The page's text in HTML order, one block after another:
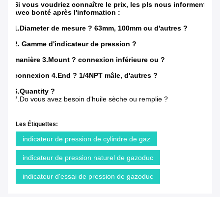
Si vous voudriez connaître le prix, les pls nous informent
avec bonté après l'information :
1.Diameter de mesure ? 63mm, 100mm ou d'autres ?
2. Gamme d'indicateur de pression ?
manière 3.Mount ? connexion inférieure ou ?
connexion 4.End ? 1/4NPT mâle, d'autres ?
6.Quantity ?
7.Do vous avez besoin d'huile sèche ou remplie ?
Les Étiquettes:
indicateur de pression de cylindre de gaz
indicateur de pression naturel de gazoduc
indicateur d'essai de pression de gazoduc